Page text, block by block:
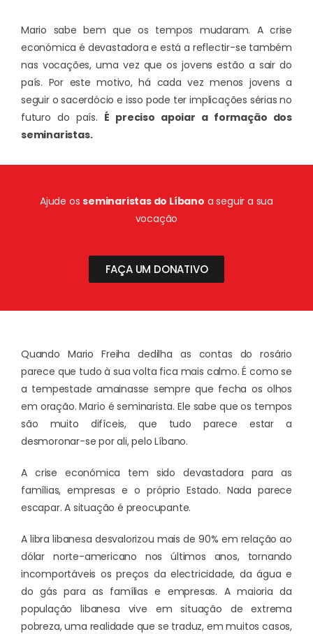
Mario sabe bem que os tempos mudaram. A crise
económica é devastadora e está a reflectir-se também
nas vocações, uma vez que os jovens estão a sair do
país. Por este motivo, há cada vez menos jovens a
seguir o sacerdócio e isso pode ter implicações sérias no
futuro do país. É preciso apoiar a formação dos
seminaristas.
Ajude osseminaristas do Líbano a seguir a sua
vocação
FAÇA UM DONATIVO
Quando Mario Freiha dedilha as contas do rosário
parece que tudo à sua volta fica mais calmo. É como se
a tempestade amainasse sempre que fecha os olhos
em oração. Mario é seminarista. Ele sabe que os tempos
são muito difíceis, que tudo parece estar a
desmoronar-se por ali, pelo Líbano.
A crise económica tem sido devastadora para as
famílias, empresas e o próprio Estado. Nada parece
escapar. A situação é preocupante.
A libra libanesa desvalorizou mais de 90% em relação ao
dólar norte-americano nos últimos anos, tornando
incomportáveis os preços da electricidade, da água e
do gás para as famílias e empresas. A maioria da
população libanesa vive em situação de extrema
pobreza, uma realidade que se traduz, em muitos casos,